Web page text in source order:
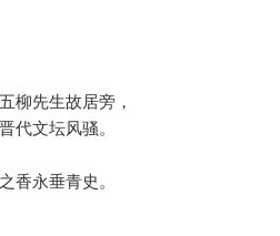
柳先生故居旁，
代文坛风骚。
香永垂青史。